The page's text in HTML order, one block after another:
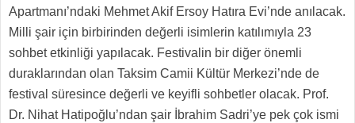
Apartmanı’ndaki Mehmet Akif Ersoy Hatıra Evi’nde anılacak.
Milli şair için birbirinden değerli isimlerin katılımıyla 23
sohbet etkinliği yapılacak. Festivalin bir diğer önemli
duraklarından olan Taksim Camii Kültür Merkezi’nde de
festival süresince değerli ve keyifli sohbetler olacak. Prof.
Dr. Nihat Hatipoğlu’ndan şair İbrahim Sadri’ye pek çok ismi